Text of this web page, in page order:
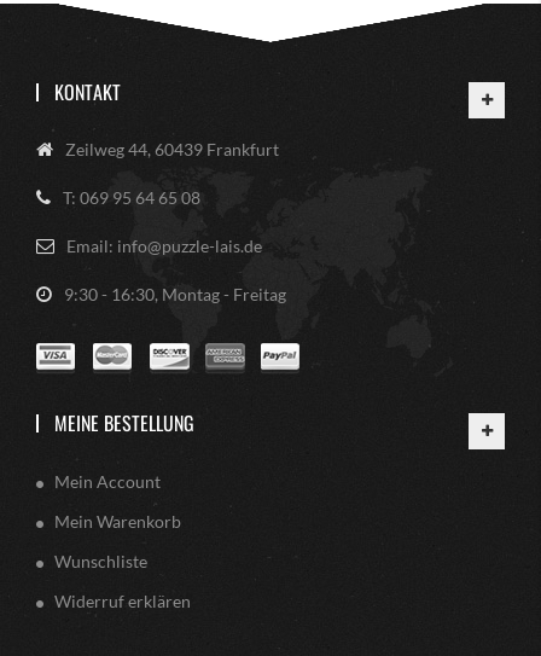
KONTAKT
Zeilweg 44, 60439 Frankfurt
T: 069 95 64 65 08
Email: info@puzzle-lais.de
9:30 - 16:30, Montag - Freitag
MEINE BESTELLUNG
Mein Account
Mein Warenkorb
Wunschliste
Widerruf erklären